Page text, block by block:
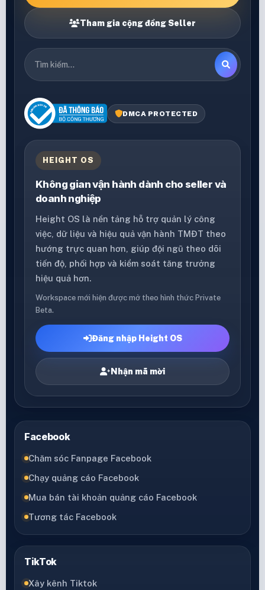
Tham gia cộng đồng Seller
DMCA PROTECTED
HEIGHT OS
Không gian vận hành dành cho seller và
doanh nghiệp
Height OS là nền tảng hỗ trợ quản lý công
việc, dữ liệu và hiệu quả vận hành TMĐT theo
hướng trực quan hơn, giúp đội ngũ theo dõi
tiến độ, phối hợp và kiểm soát tăng trưởng
hiệu quả hơn.
Workspace mới hiện được mở theo hình thức Private
Beta.
Đăng nhập Height OS
Nhận mã mời
Facebook
Chăm sóc Fanpage Facebook
Chạy quảng cáo Facebook
Mua bán tài khoản quảng cáo Facebook
Tương tác Facebook
TikTok
Xây kênh Tiktok